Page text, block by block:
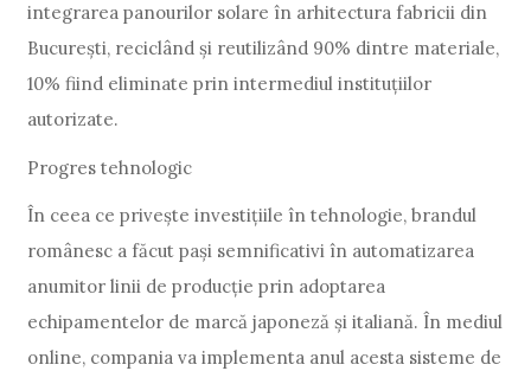
integrarea panourilor solare în arhitectura fabricii din
București, reciclând și reutilizând 90% dintre materiale,
10% fiind eliminate prin intermediul instituțiilor
autorizate.
Progres tehnologic
În ceea ce privește investițiile în tehnologie, brandul
românesc a făcut pași semnificativi în automatizarea
anumitor linii de producție prin adoptarea
echipamentelor de marcă japoneză și italiană. În mediul
online, compania va implementa anul acesta sisteme de